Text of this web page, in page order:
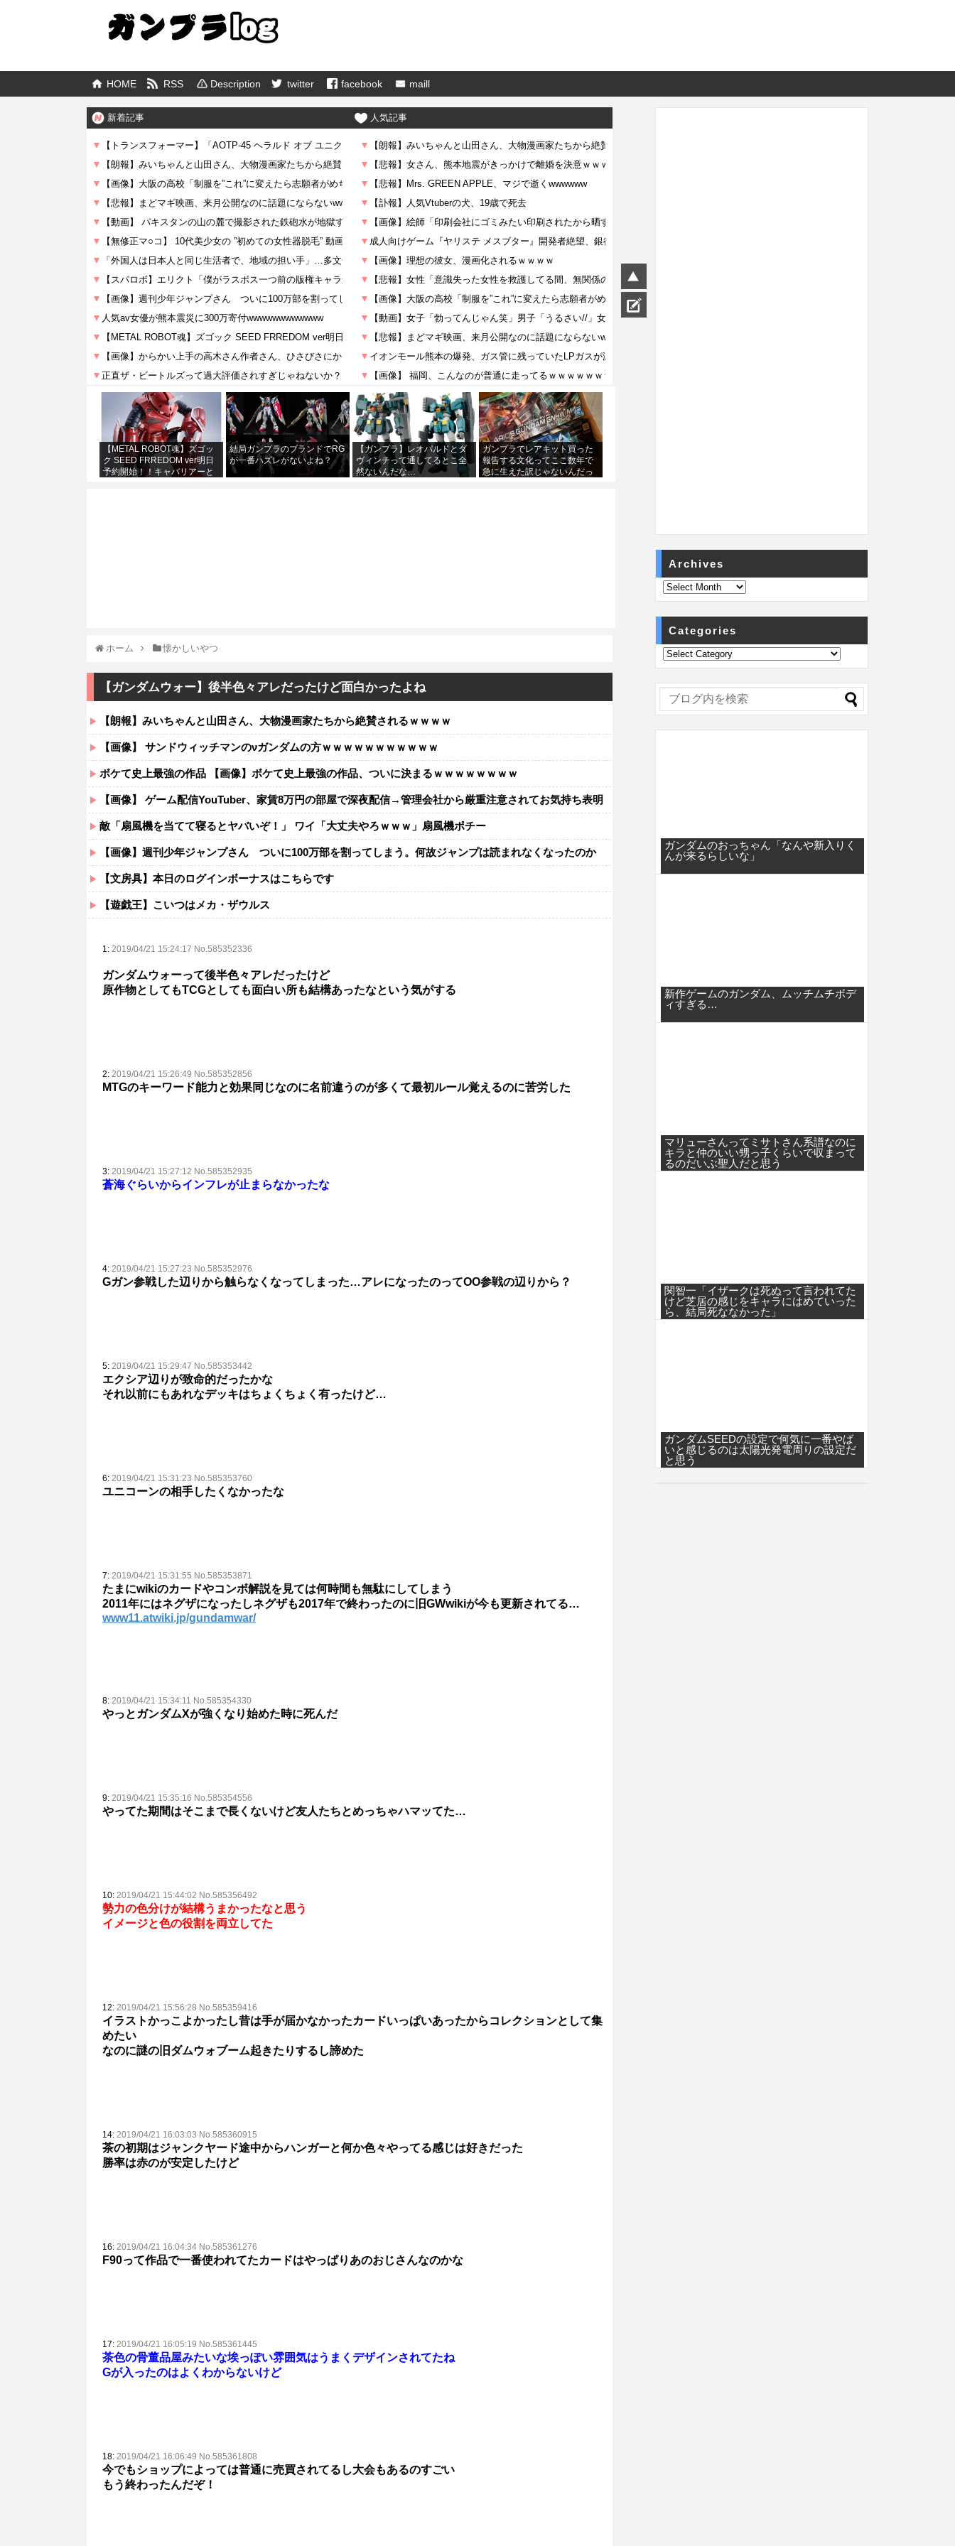
HOME RSS Description twitter facebook maill
新着記事 人気記事
【METAL ROBOT魂】ズゴッ
ク SEED FRREDOM ver明日
予約開始！！キャバリアーと
結局ガンプラのブランドでRG
が一番ハズレがないよね？
【ガンプラ】レオパルドとダ
ヴィンチって通してるとこ全
然ないんだな…
ガンプラでレアキット買った
報告する文化ってここ数年で
急に生えた訳じゃないんだっ
ホーム 懐かしいやつ
【ガンダムウォー】後半色々アレだったけど面白かったよね
【朗報】みいちゃんと山田さん、大物漫画家たちから絶賛されるｗｗｗｗ
【画像】 サンドウィッチマンのνガンダムの方ｗｗｗｗｗｗｗｗｗｗｗ
ボケて史上最強の作品 【画像】ボケて史上最強の作品、ついに決まるｗｗｗｗｗｗｗｗ
【画像】 ゲーム配信YouTuber、家賃8万円の部屋で深夜配信→管理会社から厳重注意されてお気持ち表明
敵「扇風機を当てて寝るとヤバいぞ！」 ワイ「大丈夫やろｗｗｗ」扇風機ポチー
【画像】週刊少年ジャンプさん ついに100万部を割ってしまう。何故ジャンプは読まれなくなったのか
【文房具】本日のログインボーナスはこちらです
【遊戯王】こいつはメカ・ザウルス
1: 2019/04/21 15:24:17 No.585352336
ガンダムウォーって後半色々アレだったけど
原作物としてもTCGとしても面白い所も結構あったなという気がする
2: 2019/04/21 15:26:49 No.585352856
MTGのキーワード能力と効果同じなのに名前違うのが多くて最初ルール覚えるのに苦労した
3: 2019/04/21 15:27:12 No.585352935
蒼海ぐらいからインフレが止まらなかったな
4: 2019/04/21 15:27:23 No.585352976
Gガン参戦した辺りから触らなくなってしまった…アレになったのってOO参戦の辺りから？
5: 2019/04/21 15:29:47 No.585353442
エクシア辺りが致命的だったかな
それ以前にもあれなデッキはちょくちょく有ったけど…
6: 2019/04/21 15:31:23 No.585353760
ユニコーンの相手したくなかったな
7: 2019/04/21 15:31:55 No.585353871
たまにwikiのカードやコンボ解説を見ては何時間も無駄にしてしまう
2011年にはネグザになったしネグザも2017年で終わったのに旧GWwikiが今も更新されてる…
www11.atwiki.jp/gundamwar/
8: 2019/04/21 15:34:11 No.585354330
やっとガンダムXが強くなり始めた時に死んだ
9: 2019/04/21 15:35:16 No.585354556
やってた期間はそこまで長くないけど友人たちとめっちゃハマッてた…
10: 2019/04/21 15:44:02 No.585356492
勢力の色分けが結構うまかったなと思う
イメージと色の役割を両立してた
12: 2019/04/21 15:56:28 No.585359416
イラストかっこよかったし昔は手が届かなかったカードいっぱいあったからコレクションとして集
めたい
なのに謎の旧ダムウォブーム起きたりするし諦めた
14: 2019/04/21 16:03:03 No.585360915
茶の初期はジャンクヤード途中からハンガーと何か色々やってる感じは好きだった
勝率は赤のが安定したけど
16: 2019/04/21 16:04:34 No.585361276
F90って作品で一番使われてたカードはやっぱりあのおじさんなのかな
17: 2019/04/21 16:05:19 No.585361445
茶色の骨董品屋みたいな埃っぽい雰囲気はうまくデザインされてたね
Gが入ったのはよくわからないけど
18: 2019/04/21 16:06:49 No.585361808
今でもショップによっては普通に売買されてるし大会もあるのすごい
もう終わったんだぞ！
Archives
Categories
ガンダムのおっちゃん「なんや新入りく
んが来るらしいな」
新作ゲームのガンダム、ムッチムチボデ
ィすぎる…
マリューさんってミサトさん系譜なのに
キラと仲のいい甥っ子くらいで収まって
るのだいぶ聖人だと思う
関智一「イザークは死ぬって言われてた
けど芝居の感じをキャラにはめていった
ら、結局死ななかった」
ガンダムSEEDの設定で何気に一番やば
いと感じるのは太陽光発電周りの設定だ
と思う